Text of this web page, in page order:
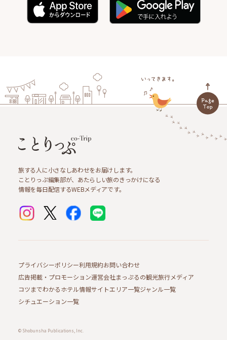
旅する人に小さなしあわせをお届けします。
ことりっぷ編集部が、あたらしい旅のきっかけになる
情報を毎日配信するWEBメディアです。
プライバシーポリシー利用規約お問い合わせ
広告掲載・プロモーション運営会社まっぷるの観光旅行メディア
コツまでわかるホテル情報サイトエリア一覧ジャンル一覧
シチュエーション一覧
© Shobunsha Publications, Inc.